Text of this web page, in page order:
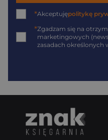
*Akceptujępolitykę
*Zgadzam się na
marketingowych
zasadach określonych